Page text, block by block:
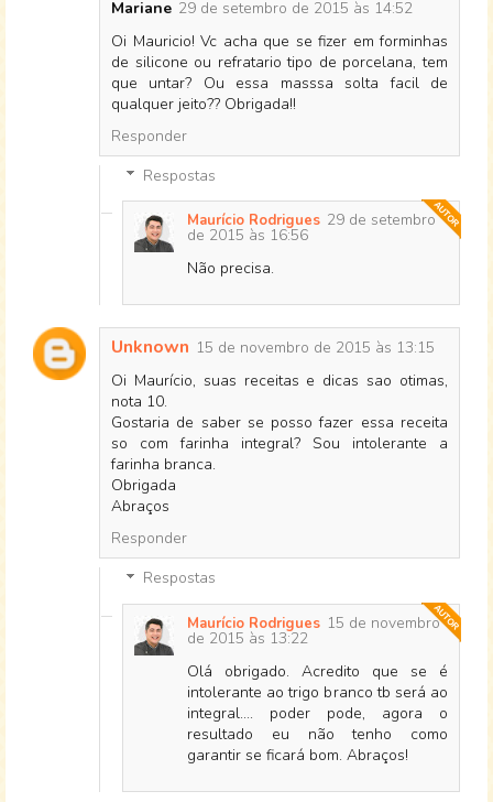
Mariane 29 de setembro de 2015 às 14:52
Oi Mauricio! Vc acha que se fizer em forminhas
de silicone ou refratario tipo de porcelana, tem
que untar? Ou essa masssa solta facil de
qualquer jeito?? Obrigada!!
Responder
Respostas
Maurício Rodrigues 29 de setembro
de 2015 às 16:56
Não precisa.
Unknown 15 de novembro de 2015 às 13:15
Oi Maurício, suas receitas e dicas sao otimas,
nota 10.
Gostaria de saber se posso fazer essa receita
so com farinha integral? Sou intolerante a
farinha branca.
Obrigada
Abraços
Responder
Respostas
Maurício Rodrigues 15 de novembro
de 2015 às 13:22
Olá obrigado. Acredito que se é
intolerante ao trigo branco tb será ao
integral.... poder pode, agora o
resultado eu não tenho como
garantir se ficará bom. Abraços!